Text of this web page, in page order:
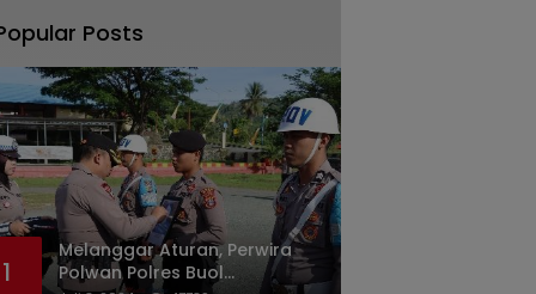
Posts
1
Melanggar Aturan, Perwira
Polwan Polres Buol